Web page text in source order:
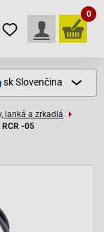
0
skSlovenčina
lanká a zrkadlá
RCR -05